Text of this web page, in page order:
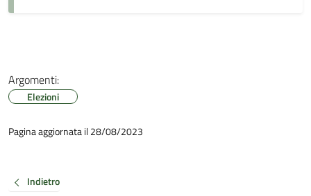
Argomenti:
Elezioni
Pagina aggiornata il 28/08/2023
Indietro